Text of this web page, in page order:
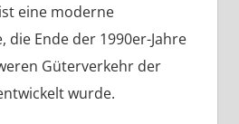
eine moderne
die Ende der 1990er-Jahre
Güterverkehr der
wurde.